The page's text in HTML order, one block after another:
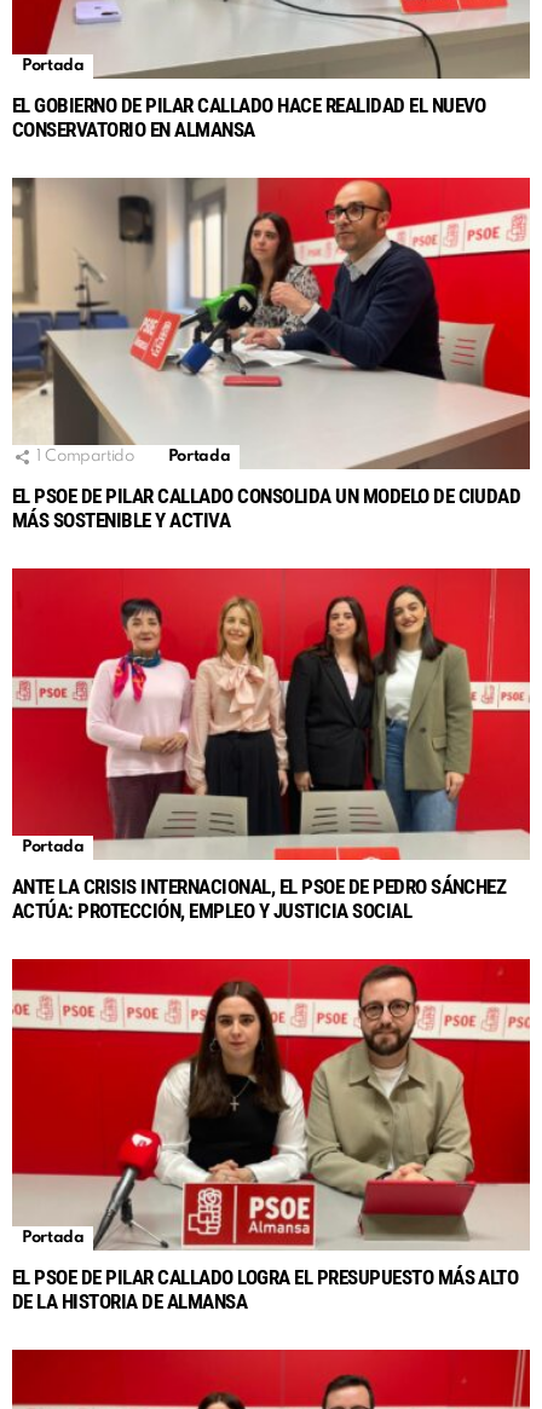
Portada
EL GOBIERNO DE PILAR CALLADO HACE REALIDAD EL NUEVO
CONSERVATORIO EN ALMANSA
Compartido Portada
EL PSOE DE PILAR CALLADO CONSOLIDA UN MODELO DE CIUDAD
MÁS SOSTENIBLE Y ACTIVA
Portada
ANTE LA CRISIS INTERNACIONAL, EL PSOE DE PEDRO SÁNCHEZ
ACTÚA: PROTECCIÓN, EMPLEO Y JUSTICIA SOCIAL
Portada
EL PSOE DE PILAR CALLADO LOGRA EL PRESUPUESTO MÁS ALTO
DE LA HISTORIA DE ALMANSA